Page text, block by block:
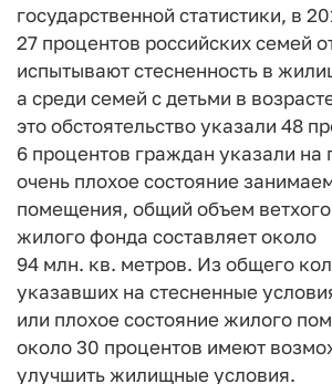
государственной статистики, в
27 процентов российских семей
испытывают стесненность в
а среди семей с детьми в
это обстоятельство указали 48
6 процентов граждан указали на
очень плохое состояние
помещения, общий объем
жилого фонда составляет около
94 млн. кв. метров. Из общего
указавших на стесненные
или плохое состояние жилого
около 30 процентов имеют
улучшить жилищные условия.